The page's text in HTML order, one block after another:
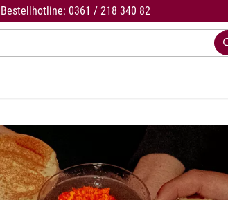
0361 / 218 340 82